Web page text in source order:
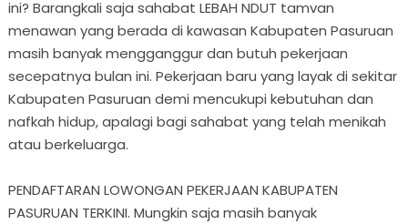
ini? Barangkali saja sahabat LEBAH NDUT tamvan
menawan yang berada di kawasan Kabupaten Pasuruan
masih banyak mengganggur dan butuh pekerjaan
secepatnya bulan ini. Pekerjaan baru yang layak di sekitar
Kabupaten Pasuruan demi mencukupi kebutuhan dan
nafkah hidup, apalagi bagi sahabat yang telah menikah
atau berkeluarga.
PENDAFTARAN LOWONGAN PEKERJAAN KABUPATEN
PASURUAN TERKINI. Mungkin saja masih banyak